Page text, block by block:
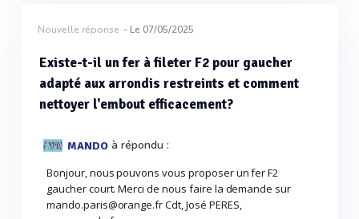
Nouvelle réponse - Le 07/05/2025
Existe-t-il un fer à fileter F2 pour gaucher
adapté aux arrondis restreints et comment
nettoyer l'embout efficacement?
MANDO à répondu :
Bonjour, nous pouvons vous proposer un fer F2
gaucher court. Merci de nous faire la demande sur
mando.paris@orange.fr Cdt, José PERES,